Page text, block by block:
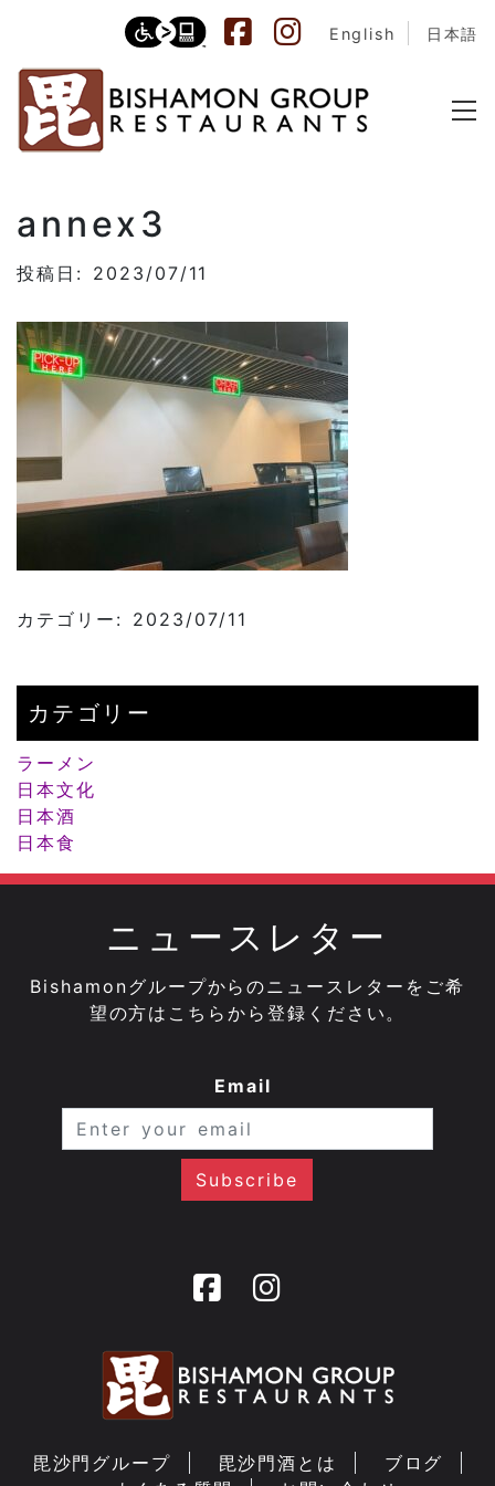
English 日本語
annex3
投稿日: 2023/07/11
カテゴリー: 2023/07/11
カテゴリー
ラーメン
日本文化
日本酒
日本食
ニュースレター
Bishamonグループからのニュースレターをご希
望の方はこちらから登録ください。
Email
毘沙門グループ 毘沙門酒とは
ブログ